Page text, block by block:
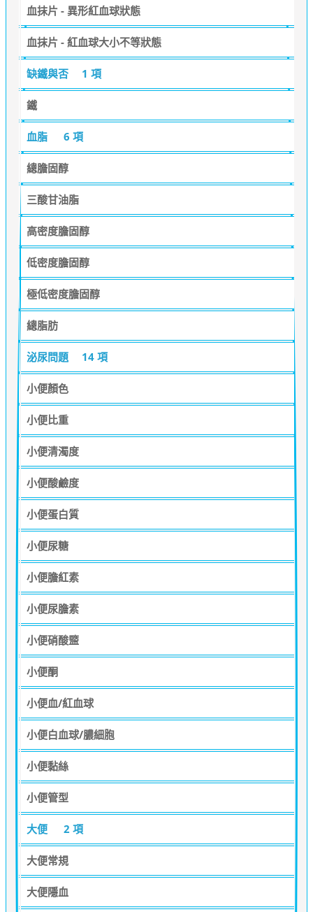
血抹片 - 異形紅血球狀態
血抹片 - 紅血球大小不等狀態
缺鐵與否 1 項
鐵
血脂 6 項
總膽固醇
三酸甘油脂
高密度膽固醇
低密度膽固醇
極低密度膽固醇
總脂肪
泌尿問題 14 項
小便顏色
小便比重
小便清濁度
小便酸鹼度
小便蛋白質
小便尿糖
小便膽紅素
小便尿膽素
小便硝酸盬
小便酮
小便血/紅血球
小便白血球/膿細胞
小便黏絲
小便管型
大便 2 項
大便常規
大便隱血